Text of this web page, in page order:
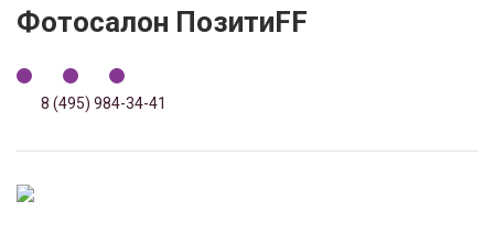
Фотосалон ПозитиFF
8 (495) 984-34-41